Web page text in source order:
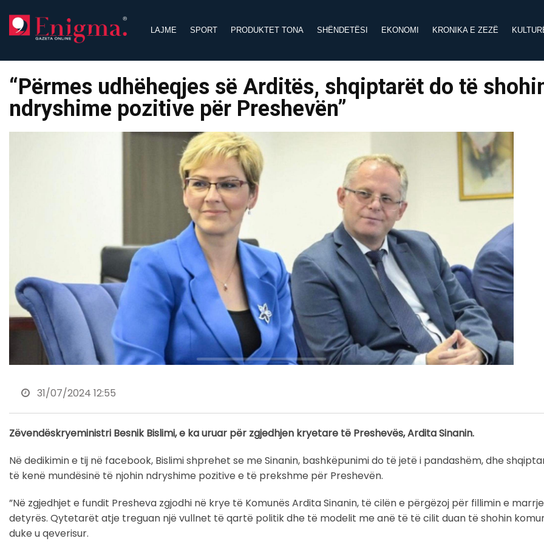
content
LAJME SPORT PRODUKTET TONA SHËNDETËSI EKONOMI KRONIKA E ZEZË
“Përmes udhëheqjes së Arditës, shqiptarët do të
ndryshime pozitive për Preshevën”
31/07/2024 12:55
Zëvendëskryeministri Besnik Bislimi, e ka uruar për zgjedhjen kryetare të Preshevës, Ardita Sinanin.
Në dedikimin e tij në facebook, Bislimi shprehet se me Sinanin, bashkëpunimi do të jetë i pandashëm, dhe
të kenë mundësinë të njohin ndryshime pozitive e të prekshme për Preshevën.
”Në zgjedhjet e fundit Presheva zgjodhi në krye të Komunës Ardita Sinanin, të cilën e përgëzoj për fillimin e
detyrës. Qytetarët atje treguan një vullnet të qartë politik dhe të modelit me anë të të cilit duan të shohin
duke u qeverisur.